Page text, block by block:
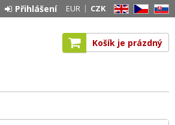
EN CZ SK
EUR CZK
Přihlášení
Košík je prázdný